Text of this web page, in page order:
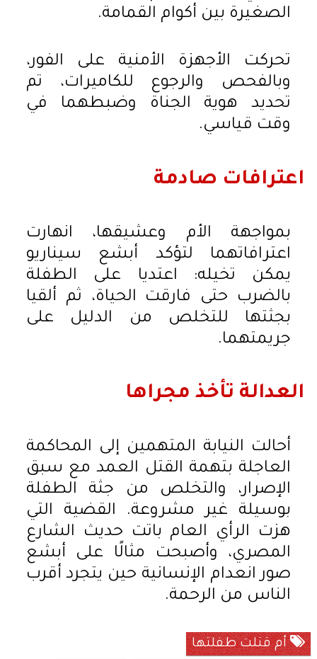
الصغيرة بين أكوام القمامة.
تحركت الأجهزة الأمنية على الفور،
وبالفحص والرجوع للكاميرات، تم
تحديد هوية الجناة وضبطهما في
وقت قياسي.
اعترافات صادمة
بمواجهة الأم وعشيقها، انهارت
اعترافاتهما لتؤكد أبشع سيناريو
يمكن تخيله: اعتديا على الطفلة
بالضرب حتى فارقت الحياة، ثم ألقيا
بجثتها للتخلص من الدليل على
جريمتهما.
العدالة تأخذ مجراها
أحالت النيابة المتهمين إلى المحاكمة
العاجلة بتهمة القتل العمد مع سبق
الإصرار، والتخلص من جثة الطفلة
بوسيلة غير مشروعة. القضية التي
هزت الرأي العام باتت حديث الشارع
المصري، وأصبحت مثالًا على أبشع
صور انعدام الإنسانية حين يتجرد أقرب
الناس من الرحمة.
أم قتلت طفلتها